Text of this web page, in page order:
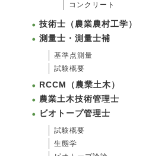
コンクリート
技術士（農業農村工学）
測量士・測量士補
基準点測量
試験概要
RCCM（農業土木）
農業土木技術管理士
ビオトープ管理士
試験概要
生態学